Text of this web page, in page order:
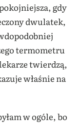
gdy
dwulatek,
termometru
twierdzą,
właśnie na
w ogóle, bo